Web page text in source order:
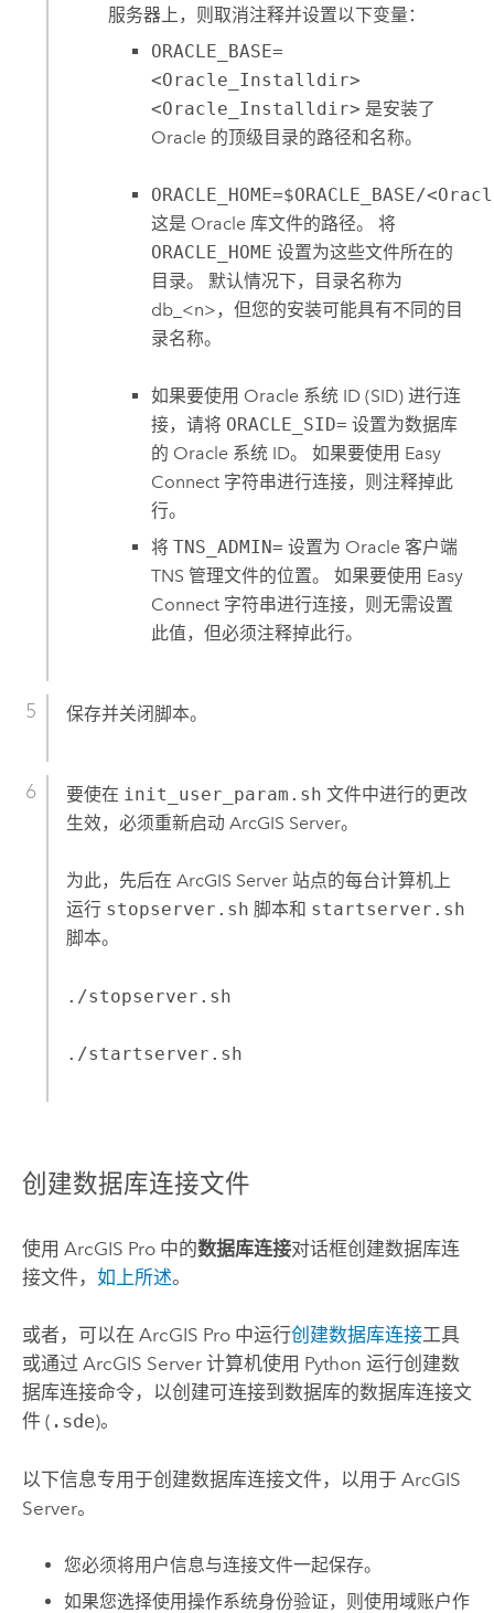
服务器上，则取消注释并设置以下变量：
ORACLE_BASE=
<Oracle_Installdir>
<Oracle_Installdir> 是安装了
Oracle的顶级目录的路径和名称。
这是 Oracle库文件的路径。 将
ORACLE_HOME 设置为这些文件所在的
目录。 默认情况下，目录名称为
db_<n>，但您的安装可能具有不同的目
录名称。
如果要使用 Oracle系统 ID (SID) 进行连
接，请将 ORACLE_SID= 设置为数据库
的 Oracle系统 ID。 如果要使用 Easy
Connect 字符串进行连接，则注释掉此
行。
将 TNS_ADMIN= 设置为 Oracle客户端
TNS 管理文件的位置。 如果要使用 Easy
Connect 字符串进行连接，则无需设置
此值，但必须注释掉此行。
保存并关闭脚本。
要使在 init_user_param.sh 文件中进行的更改
生效，必须重新启动 ArcGIS Server。
为此，先后在 ArcGIS Server站点的每台计算机上
运行 stopserver.sh 脚本和 startserver.sh
脚本。
./stopserver.sh
./startserver.sh
创建数据库连接文件
使用 ArcGIS Pro中的数据库连接对话框创建数据库连
接文件， 如上所述。
或者，可以在 ArcGIS Pro中运行创建数据库连接工具
或通过 ArcGIS Server计算机使用 Python 运行创建数
据库连接命令，以创建可连接到数据库的数据库连接文
件 ( .sde)。
以下信息专用于创建数据库连接文件，以用于 ArcGIS
Server。
您必须将用户信息与连接文件一起保存。
如果您选择使用操作系统身份验证，则使用域账户作